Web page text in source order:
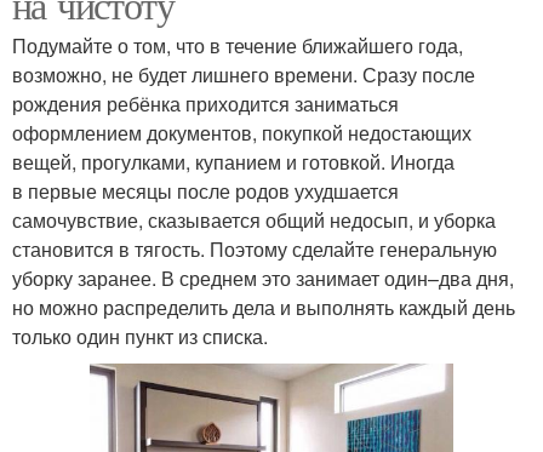
Подумайте о том, что в течение ближайшего года,
возможно, не будет лишнего времени. Сразу после
рождения ребёнка приходится заниматься
оформлением документов, покупкой недостающих
вещей, прогулками, купанием и готовкой. Иногда
в первые месяцы после родов ухудшается
самочувствие, сказывается общий недосып, и уборка
становится в тягость. Поэтому сделайте генеральную
уборку заранее. В среднем это занимает один–два дня,
но можно распределить дела и выполнять каждый день
только один пункт из списка.